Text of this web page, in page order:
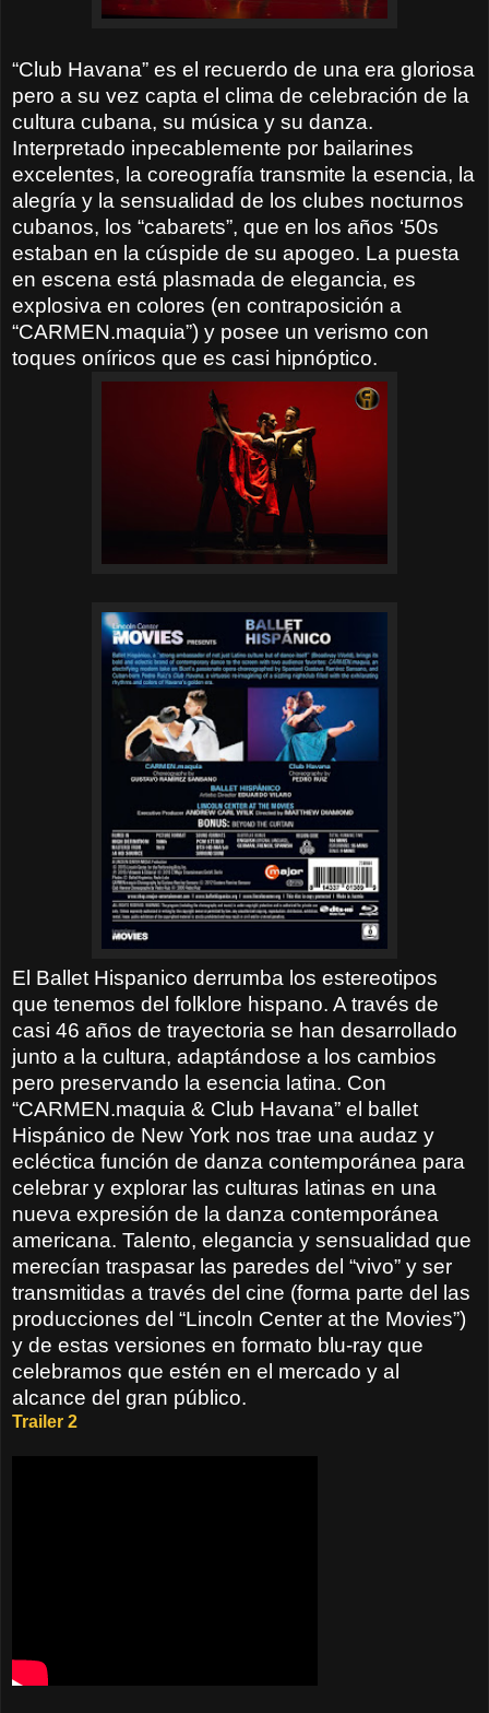
“Club Havana” es el recuerdo de una era gloriosa
pero a su vez capta el clima de celebración de la
cultura cubana, su música y su danza.
Interpretado inpecablemente por bailarines
excelentes, la coreografía transmite la esencia, la
alegría y la sensualidad de los clubes nocturnos
cubanos, los “cabarets”, que en los años ‘50s
estaban en la cúspide de su apogeo. La puesta
en escena está plasmada de elegancia, es
explosiva en colores (en contraposición a
“CARMEN.maquia”) y posee un verismo con
toques oníricos que es casi hipnóptico.
El Ballet Hispanico derrumba los estereotipos
que tenemos del folklore hispano. A través de
casi 46 años de trayectoria se han desarrollado
junto a la cultura, adaptándose a los cambios
pero preservando la esencia latina. Con
“CARMEN.maquia & Club Havana” el ballet
Hispánico de New York nos trae una audaz y
ecléctica función de danza contemporánea para
celebrar y explorar las culturas latinas en una
nueva expresión de la danza contemporánea
americana. Talento, elegancia y sensualidad que
merecían traspasar las paredes del “vivo” y ser
transmitidas a través del cine (forma parte del las
producciones del “Lincoln Center at the Movies”)
y de estas versiones en formato blu-ray que
celebramos que estén en el mercado y al
alcance del gran público.
Trailer 2